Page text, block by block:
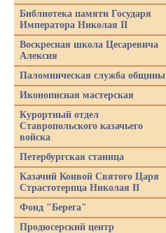
Библиотека памяти Государя
Императора Николая II
Воскресная школа Цесаревича
Алексия
Паломническая служба общины
Иконописная мастерская
Курортный отдел
Ставропольского казачьего
войска
Петербургская станица
Казачий Конвой Святого Царя
Страстотерпца Николая II
Фонд "Берега"
Продюсерский центр